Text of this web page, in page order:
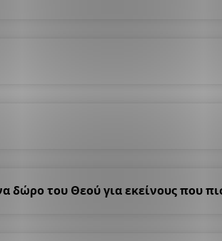
δώρο του Θεού για εκείνους που